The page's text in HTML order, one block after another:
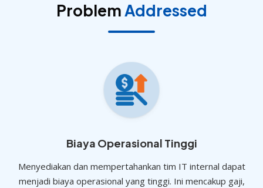
ProblemAddressed
Biaya Operasional Tinggi
Menyediakan dan mempertahankan tim IT internal dapat
menjadi biaya operasional yang tinggi. Ini mencakup gaji,